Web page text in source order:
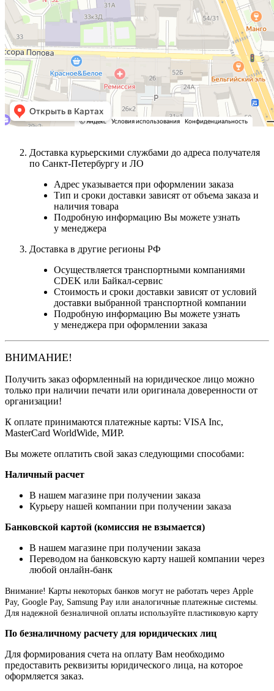
Доставка курьерскими службами до адреса получателя
по Санкт-Петербургу и ЛО
Адрес указывается при оформлении заказа
Тип и сроки доставки зависят от объема заказа и
наличия товара
Подробную информацию Вы можете узнать
у менеджера
Доставка в другие регионы РФ
Осуществляется транспортными компаниями
CDEK или Байкал-сервис
Стоимость и сроки доставки зависят от условий
доставки выбранной транспортной компании
Подробную информацию Вы можете узнать
у менеджера при оформлении заказа
ВНИМАНИЕ!
Получить заказ оформленный на юридическое лицо можно
только при наличии печати или оригинала доверенности от
организации!
К оплате принимаются платежные карты: VISA Inc,
MasterCard WorldWide, МИР.
Вы можете оплатить свой заказ следующими способами:
Наличный расчет
В нашем магазине при получении заказа
Курьеру нашей компании при получении заказа
Банковской картой (комиссия не взымается)
В нашем магазине при получении заказа
Переводом на банковскую карту нашей компании через
любой онлайн-банк
Внимание! Карты некоторых банков могут не работать через Apple
Pay, Google Pay, Samsung Pay или аналогичные платежные системы.
Для надежной безналичной оплаты используйте пластиковую карту
По безналичному расчету для юридических лиц
Для формирования счета на оплату Вам необходимо
предоставить реквизиты юридического лица, на которое
оформляется заказ.